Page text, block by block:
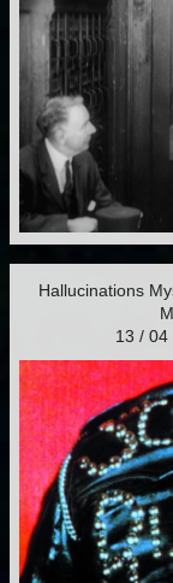
Hallucinations
13 / 04